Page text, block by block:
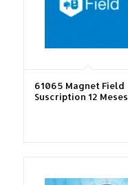
61065 Magnet Field
Suscription 12 Meses